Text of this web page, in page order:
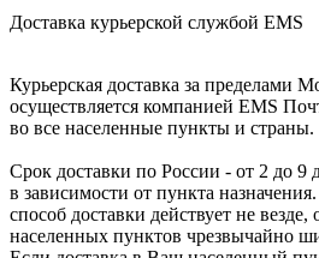
Доставка курьерской службой EMS
Курьерская доставка за пределами
осуществляется компанией ЕМS
во все населенные пункты и страны.
Срок доставки по России - от 2 до 9
в зависимости от пункта
способ доставки действует не везде,
населенных пунктов чрезвычайно